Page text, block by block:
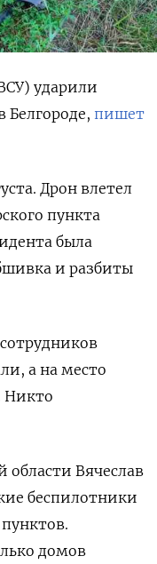
ударили
Белгороде, пишет
Дрон влетел
пункта
была
и разбиты
а на место
Никто
области Вячеслав
беспилотники
домов